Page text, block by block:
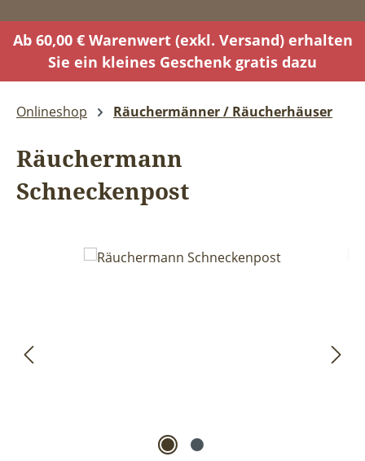
Ab 60,00 € Warenwert (exkl. Versand) erhalten
Sie ein kleines Geschenk gratis dazu
Onlineshop Räuchermänner / Räucherhäuser
Räuchermann
Schneckenpost
Bildergalerie überspringen